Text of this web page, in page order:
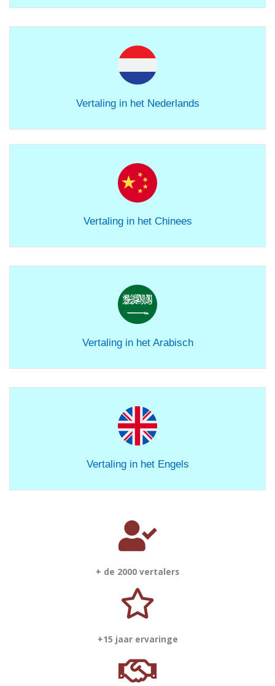
Vertaling in het Nederlands
Vertaling in het Chinees
Vertaling in het Arabisch
Vertaling in het Engels
+ de 2000 vertalers
+15 jaar ervaringe